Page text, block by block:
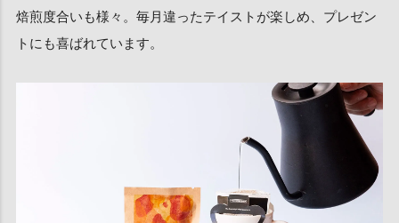
焙煎度合いも様々。毎月違ったテイストが楽しめ、プレゼン
トにも喜ばれています。